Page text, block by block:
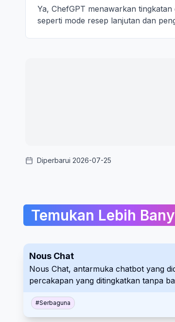
Ya, ChefGPT menawarkan
seperti mode resep lanjutan dan
Diperbarui 2026-07-25
Temukan Lebih
Nous Chat
Nous Chat, antarmuka chatbot yang
percakapan yang ditingkatkan tanpa
#Serbaguna